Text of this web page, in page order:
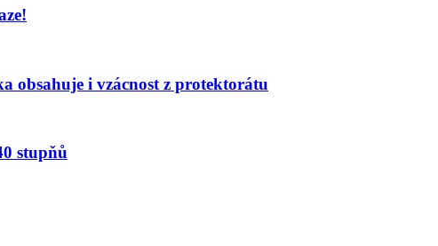
obsahuje i vzácnost z protektorátu
stupňů